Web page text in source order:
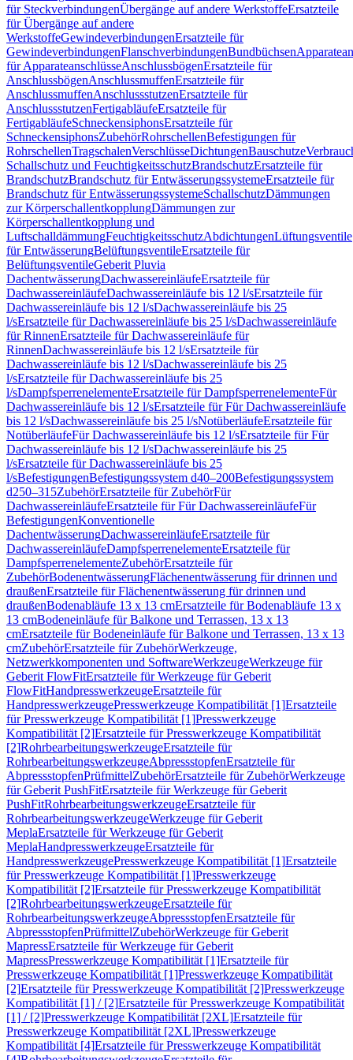
für SteckverbindungenÜbergänge auf andere WerkstoffeErsatzteile
für Übergänge auf andere
WerkstoffeGewindeverbindungenErsatzteile für
GewindeverbindungenFlanschverbindungenBundbüchsen
für ApparateanschlüsseAnschlussbögenErsatzteile für
AnschlussbögenAnschlussmuffenErsatzteile für
AnschlussmuffenAnschlussstutzenErsatzteile für
AnschlussstutzenFertigabläufeErsatzteile für
FertigabläufeSchneckensiphonsErsatzteile für
SchneckensiphonsZubehörRohrschellenBefestigungen für
RohrschellenTragschalenVerschlüsseDichtungenBauschutze
Schallschutz und FeuchtigkeitsschutzBrandschutzErsatzteile für
BrandschutzBrandschutz für EntwässerungssystemeErsatzteile für
Brandschutz für EntwässerungssystemeSchallschutzDämmungen
zur KörperschallentkopplungDämmungen zur
Körperschallentkopplung und
LuftschalldämmungFeuchtigkeitsschutzAbdichtungenLüftungsventile
für EntwässerungBelüftungsventileErsatzteile für
BelüftungsventileGeberit Pluvia
DachentwässerungDachwassereinläufeErsatzteile für
DachwassereinläufeDachwassereinläufe bis 12 l/sErsatzteile für
Dachwassereinläufe bis 12 l/sDachwassereinläufe bis 25
l/sErsatzteile für Dachwassereinläufe bis 25 l/sDachwassereinläufe
für RinnenErsatzteile für Dachwassereinläufe für
RinnenDachwassereinläufe bis 12 l/sErsatzteile für
Dachwassereinläufe bis 12 l/sDachwassereinläufe bis 25
l/sErsatzteile für Dachwassereinläufe bis 25
l/sDampfsperrenelementeErsatzteile für DampfsperrenelementeFür
Dachwassereinläufe bis 12 l/sErsatzteile für Für Dachwassereinläufe
bis 12 l/sDachwassereinläufe bis 25 l/sNotüberläufeErsatzteile für
NotüberläufeFür Dachwassereinläufe bis 12 l/sErsatzteile für Für
Dachwassereinläufe bis 12 l/sDachwassereinläufe bis 25
l/sErsatzteile für Dachwassereinläufe bis 25
l/sBefestigungenBefestigungssystem d40–200Befestigungssystem
d250–315ZubehörErsatzteile für ZubehörFür
DachwassereinläufeErsatzteile für Für DachwassereinläufeFür
BefestigungenKonventionelle
DachentwässerungDachwassereinläufeErsatzteile für
DachwassereinläufeDampfsperrenelementeErsatzteile für
DampfsperrenelementeZubehörErsatzteile für
ZubehörBodenentwässerungFlächenentwässerung für drinnen und
draußenErsatzteile für Flächenentwässerung für drinnen und
draußenBodenabläufe 13 x 13 cmErsatzteile für Bodenabläufe 13 x
13 cmBodeneinläufe für Balkone und Terrassen, 13 x 13
cmErsatzteile für Bodeneinläufe für Balkone und Terrassen, 13 x 13
cmZubehörErsatzteile für ZubehörWerkzeuge,
Netzwerkkomponenten und SoftwareWerkzeugeWerkzeuge für
Geberit FlowFitErsatzteile für Werkzeuge für Geberit
FlowFitHandpresswerkzeugeErsatzteile für
HandpresswerkzeugePresswerkzeuge Kompatibilität [1]Ersatzteile
für Presswerkzeuge Kompatibilität [1]Presswerkzeuge
Kompatibilität [2]Ersatzteile für Presswerkzeuge Kompatibilität
[2]RohrbearbeitungswerkzeugeErsatzteile für
RohrbearbeitungswerkzeugeAbpressstopfenErsatzteile für
AbpressstopfenPrüfmittelZubehörErsatzteile für ZubehörWerkzeuge
für Geberit PushFitErsatzteile für Werkzeuge für Geberit
PushFitRohrbearbeitungswerkzeugeErsatzteile für
RohrbearbeitungswerkzeugeWerkzeuge für Geberit
MeplaErsatzteile für Werkzeuge für Geberit
MeplaHandpresswerkzeugeErsatzteile für
HandpresswerkzeugePresswerkzeuge Kompatibilität [1]Ersatzteile
für Presswerkzeuge Kompatibilität [1]Presswerkzeuge
Kompatibilität [2]Ersatzteile für Presswerkzeuge Kompatibilität
[2]RohrbearbeitungswerkzeugeErsatzteile für
RohrbearbeitungswerkzeugeAbpressstopfenErsatzteile für
AbpressstopfenPrüfmittelZubehörWerkzeuge für Geberit
MapressErsatzteile für Werkzeuge für Geberit
MapressPresswerkzeuge Kompatibilität [1]Ersatzteile für
Presswerkzeuge Kompatibilität [1]Presswerkzeuge Kompatibilität
[2]Ersatzteile für Presswerkzeuge Kompatibilität [2]Presswerkzeuge
Kompatibilität [1] / [2]Ersatzteile für Presswerkzeuge Kompatibilität
[1] / [2]Presswerkzeuge Kompatibilität [2XL]Ersatzteile für
Presswerkzeuge Kompatibilität [2XL]Presswerkzeuge
Kompatibilität [4]Ersatzteile für Presswerkzeuge Kompatibilität